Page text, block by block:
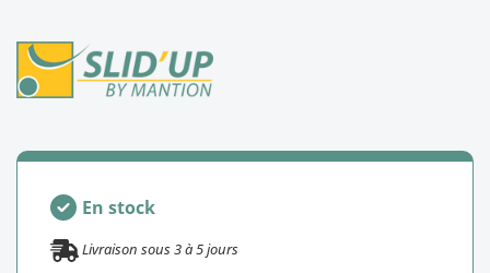
En stock
Livraison sous3à5jours